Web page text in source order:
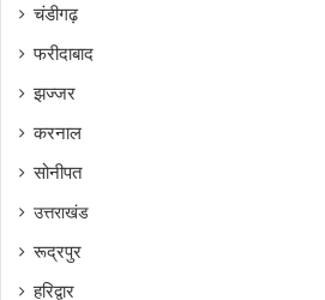
चंडीगढ़
फरीदाबाद
झज्जर
करनाल
सोनीपत
उत्तराखंड
रूद्रपुर
हरिद्वार